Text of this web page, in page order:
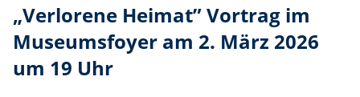
„Verlorene Heimat” Vortrag im
Museumsfoyer am 2. März 2026
um 19 Uhr